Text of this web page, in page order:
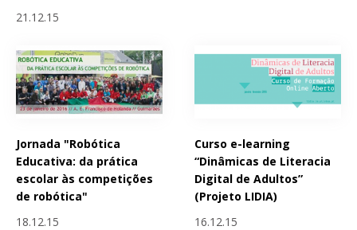
21.12.15
Jornada "Robótica
Educativa: da prática
escolar às competições
de robótica"
18.12.15
Curso e-learning
“Dinâmicas de Literacia
Digital de Adultos”
(Projeto LIDIA)
16.12.15